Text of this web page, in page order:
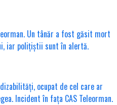
Un tânăr a fost găsit mort
iar polițiștii sunt în alertă.
ocupat de cel care ar
Incident în fața CAS Teleorman.